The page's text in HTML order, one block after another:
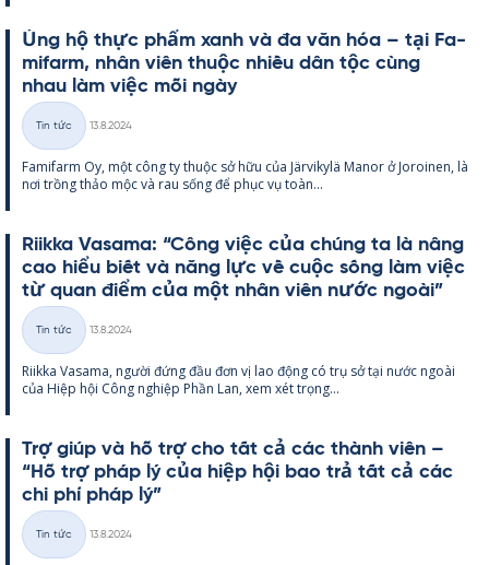
Ủng hộ thực phẩm xanh và đa văn hóa – tại Fa­
mi­farm, nhân viên thuộc nhiều dân tộc cùng
nhau làm việc mỗi ngày
Thể
loại
Tin tức
13.8.2024
Fa­mi­farm Oy, một công ty thuộc sở hữu của Jär­vi­kylä Ma­nor ở Jo­roi­nen, là
nơi trồng thảo mộc và rau sống để phục vụ toàn...
Riikka Va­sama: “Công việc của chúng ta là nâng
cao hiểu biết và năng lực về cuộc sống làm việc
từ quan điểm của một nhân viên nước ngoài”
Thể
loại
Tin tức
13.8.2024
Riikka Va­sama, người đứng đầu đơn vị lao động có trụ sở tại nước ngoài
của Hiệp hội Công ng­hiệp Phần Lan, xem xét trọng...
Trợ giúp và hỗ trợ cho tất cả các thành viên –
“Hỗ trợ pháp lý của hiệp hội bao trả tất cả các
chi phí pháp lý”
Thể
Tin tức
13.8.2024